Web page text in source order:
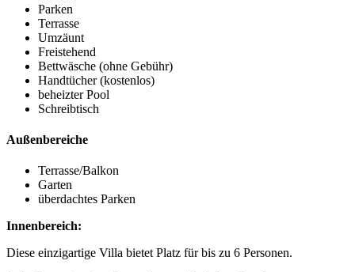
Parken
Terrasse
Umzäunt
Freistehend
Bettwäsche (ohne Gebühr)
Handtücher (kostenlos)
beheizter Pool
Schreibtisch
Außenbereiche
Terrasse/Balkon
Garten
überdachtes Parken
Innenbereich:
Diese einzigartige Villa bietet Platz für bis zu 6 Personen.